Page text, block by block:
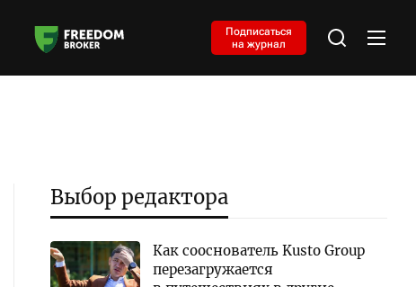
Подписаться
на журнал
Выбор редактора
Как сооснователь Kusto Group
перезагружается